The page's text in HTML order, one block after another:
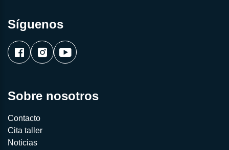
Síguenos
Sobre nosotros
Contacto
Cita taller
Noticias